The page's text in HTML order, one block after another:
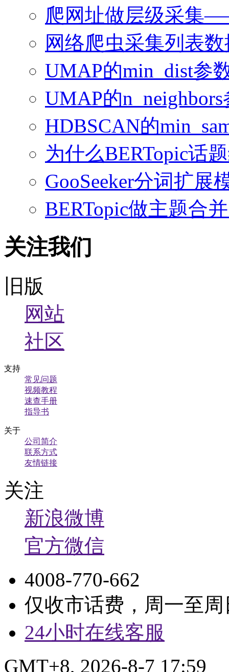
爬网址做层级采集
网络爬虫采集列表
UMAP的min_dist参
UMAP的
HDBSCAN的
为什么BERTopic话
GooSeeker分词扩展
BERTopic做主题合
关注我们
旧版
网站
社区
支持
常见问题
视频教程
速查手册
指导书
关于
公司简介
联系方式
友情链接
关注
新浪微博
官方微信
4008-770-662
仅收市话费，周一至周
24小时在线客服
GMT+8, 2026-8-7 17:59